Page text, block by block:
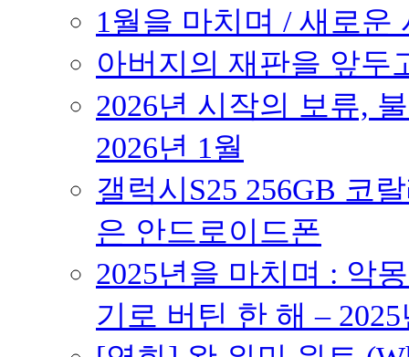
1월을 마치며 / 새로운
아버지의 재판을 앞두
2026년 시작의 보류,
2026년 1월
갤럭시S25 256GB 코
은 안드로이드폰
2025년을 마치며 : 악
기로 버틴 한 해 –